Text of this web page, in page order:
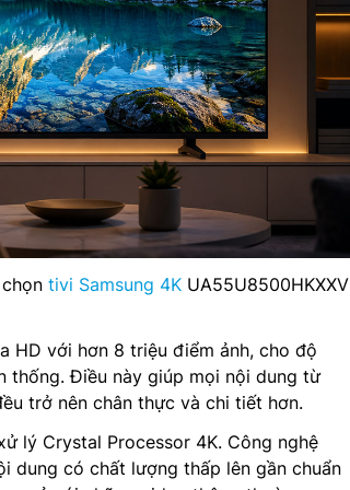
tivi Samsung 4K UA55U8500HKXXV
HD với hơn 8 triệu điểm ảnh, cho độ
thống. Điều này giúp mọi nội dung từ
trở nên chân thực và chi tiết hơn.
lý Crystal Processor 4K. Công nghệ
dung có chất lượng thấp lên gần chuẩn